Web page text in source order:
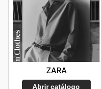
ZARA
Abrir catálogo